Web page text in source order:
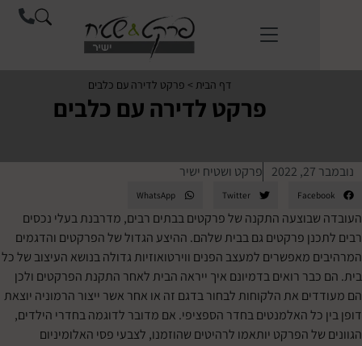
>פרקט לדירה עם כלבים
פרקט לדירה עם כלבים
פרקט ושטיח ישיר
Twitter
WhatsApp
התקנה שלפרקטיםבבתים רבים, מדרבנת בעלי נכסים
פרקטים גם בבית שלהם. ההיצע הגדול של הפרקטים והדגמים
מאפשרים למעצב הפנים ווירטואוזיות גדולה בנושא העיצוב של כל
רואים בדמיונם איך ייראה הבית לאחר התקנת הפרקטים ולכן
את הלקוחות לבחור בדגם זה או אחר אשר ייצור הרמוניה יוצאת
כל האלמנטים בחדר הספציפי. אם מדובר לדוגמה בחדרי הילדים,
הפרקט יותאמו לרהיטים שהוזמנו, לצבעי פסי האלומיניום